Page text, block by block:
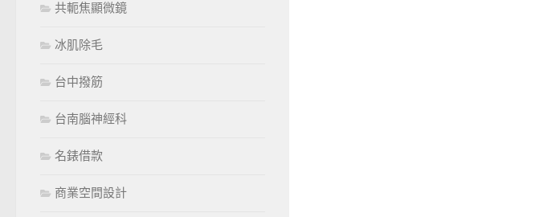
共軛焦顯微鏡
冰肌除毛
台中撥筋
台南腦神經科
名錶借款
商業空間設計